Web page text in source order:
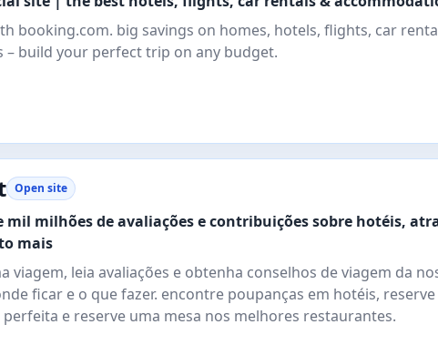
booking.com. big savings on homes, hotels, flights, car
– build your perfect trip on any budget.
Open site
milhões de avaliações e contribuições sobre hotéis,
mais
viagem, leia avaliações e obtenha conselhos de viagem da
ficar e o que fazer. encontre poupanças em hotéis, reserve
e reserve uma mesa nos melhores restaurantes.